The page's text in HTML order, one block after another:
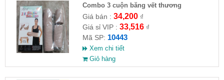
Combo 3 cuộn băng vết thương
Giá bán : 34,200₫
Giá sỉ VIP : 33,516₫
Mã SP: 10443
Xem chi tiết
Giỏ hàng